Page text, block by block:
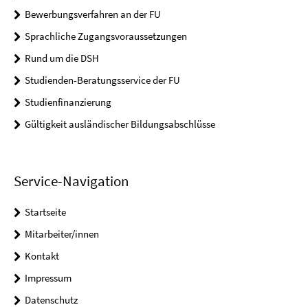
Bewerbungsverfahren an der FU
Sprachliche Zugangsvoraussetzungen
Rund um die DSH
Studienden-Beratungsservice der FU
Studienfinanzierung
Gültigkeit ausländischer Bildungsabschlüsse
Service-Navigation
Startseite
Mitarbeiter/innen
Kontakt
Impressum
Datenschutz